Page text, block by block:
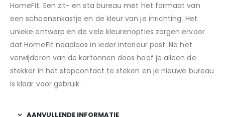
HomeFit. Een zit- en sta bureau met het formaat van
een schoenenkastje en de kleur van je inrichting. Het
unieke ontwerp en de vele kleurenopties zorgen ervoor
dat HomeFit naadloos in ieder interieur past. Na het
verwijderen van de kartonnen doos hoef je alleen de
stekker in het stopcontact te steken en je nieuwe bureau
is klaar voor gebruik.
AANVULLENDE INFORMATIE